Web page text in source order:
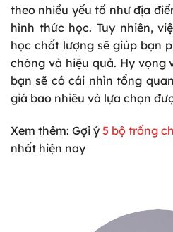
theo nhiều yếu tố như địa
hình thức học. Tuy nhiên,
học chất lượng sẽ giúp bạn
chóng và hiệu quả. Hy vọng
bạn sẽ có cái nhìn tổng
giá bao nhiêu và lựa chọn
Xem thêm: Gợi ý 5 bộ trống
nhất hiện nay